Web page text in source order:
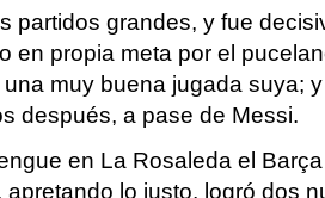
partidos grandes, y fue
en propia meta por el
muy buena jugada suya;
después, a pase de Messi.
en La Rosaleda el
apretando lo justo, logró dos